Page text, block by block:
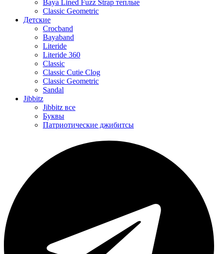
Baya Lined Fuzz Strap теплые
Classic Geometric
Детские
Crocband
Bayaband
Literide
Literide 360
Classic
Classic Cutie Clog
Classic Geometric
Sandal
Jibbitz
Jibbitz все
Буквы
Патриотические джибитсы